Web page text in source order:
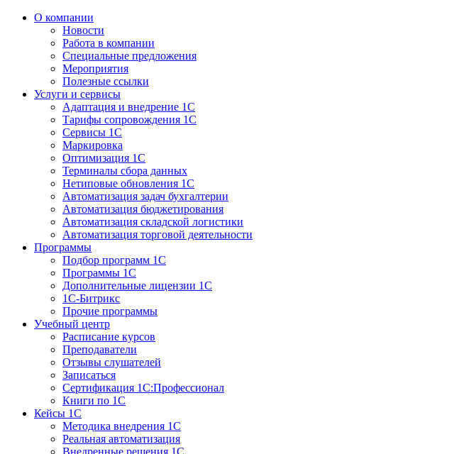
О компании
Новости
Работа в компании
Специальные предложения
Мероприятия
Полезные ссылки
Услуги и сервисы
Адаптация и внедрение 1С
Тарифы сопровождения 1С
Сервисы 1С
Маркировка
Оптимизация 1С
Терминалы сбора данных
Нетиповые обновления 1С
Автоматизация задач бухгалтерии
Автоматизация бюджетирования
Автоматизация складской логистики
Автоматизация торговой деятельности
Программы
Подбор программ 1С
Программы 1С
Дополнительные лицензии 1С
1С-Битрикс
Прочие программы
Учебный центр
Расписание курсов
Преподаватели
Отзывы слушателей
Записаться
Сертификация 1С:Профессионал
Книги по 1С
Кейсы 1С
Методика внедрения 1С
Реальная автоматизация
Внедренные решения 1С